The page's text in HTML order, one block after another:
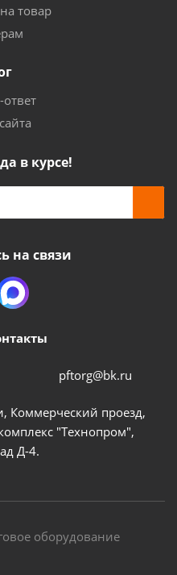
товар
в курсе!
на связи
pftorg@bk.ru
Коммерческий проезд,
"Технопром",
Д-4.
оборудование